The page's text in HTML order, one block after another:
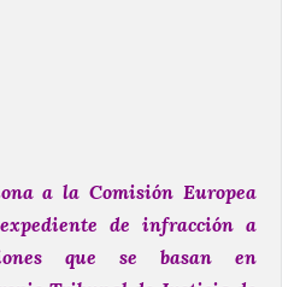
a la Comisión Europea
de infracción a
que se basan en